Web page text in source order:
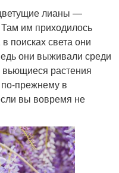
лианы —
им приходилось
поисках света они
они выживали среди
вьющиеся растения
прежнему в
вы вовремя не